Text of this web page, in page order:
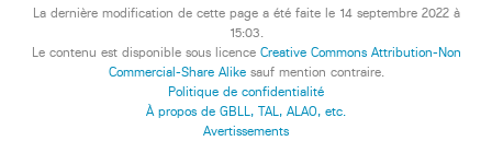
La dernière modification de cette page a été faite le 14 septembre 2022 à
15:03.
Le contenu est disponible sous licence Creative Commons Attribution-Non
Commercial-Share Alikesauf mention contraire.
Politique de confidentialité
À propos de GBLL, TAL, ALAO, etc.
Avertissements